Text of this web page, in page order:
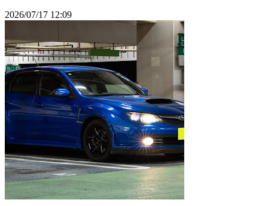
2026/07/17 12:09